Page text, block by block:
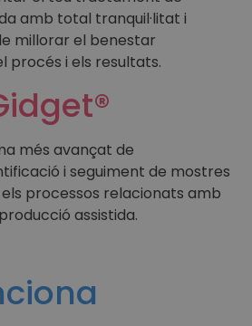
amb total tranquil·litat i
millorar el benestar
procés i els resultats.
més avançat de
i seguiment de mostres
processos relacionats amb
assistida.